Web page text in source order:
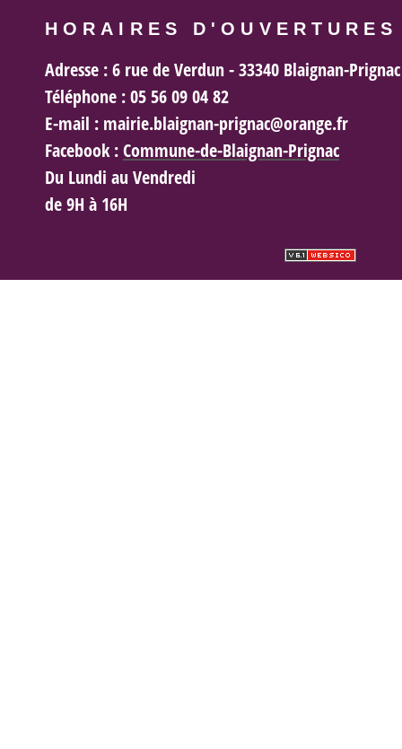
HORAIRES D'OUVERTURES
Adresse :6 rue de Verdun - 33340 Blaignan-Prignac
Téléphone :05 56 09 04 82
E-mail : mairie.blaignan-prignac@orange.fr
Facebook :Commune-de-Blaignan-Prignac
Du Lundi au Vendredi
de 9H à 16H